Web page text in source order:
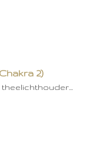
2)